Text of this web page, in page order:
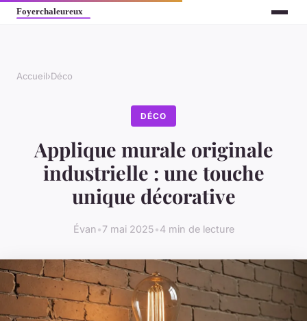
Accueil›Déco
DÉCO
Applique murale originale
industrielle : une touche
unique décorative
Évan•7 mai 2025•4 min de lecture